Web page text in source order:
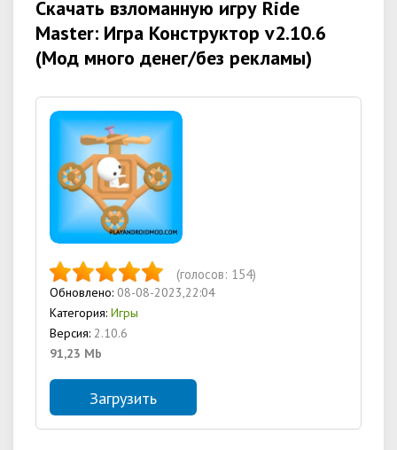
Скачать взломанную игру Ride
Master: Игра Конструктор v2.10.6
(Мод много денег/без рекламы)
(голосов: 154)
Обновлено: 08-08-2023,22:04
Категория: Игры
Версия: 2.10.6
91,23 Mb
Загрузить